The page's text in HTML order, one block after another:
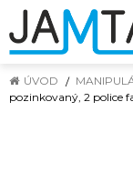
ÚVOD
pozinkovaný, 2 police